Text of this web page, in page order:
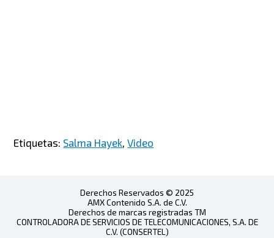
Etiquetas: Salma Hayek ,Video
Derechos Reservados © 2025
AMX Contenido S.A. de C.V.
Derechos de marcas registradas TM
CONTROLADORA DE SERVICIOS DE TELECOMUNICACIONES, S.A. DE
C.V. (CONSERTEL)